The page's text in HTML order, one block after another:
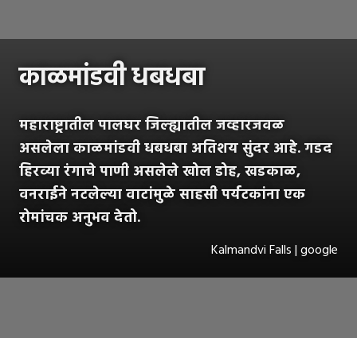
काळमांडवी धबधबा
महाराष्ट्रातील पालघर जिल्ह्यातील जव्हारजवळ
असलेला काळमांडवी धबधबा अतिशय सुंदर आहे. गडद
हिरव्या रंगाचे पाणी असलेले खोल डोह, खडकाळ,
वनराईने नटलेल्या वाटांमुळे साहसी पर्यटकांना एक
रोमांचक अनुभव देतो.
Kalmandvi Falls | google